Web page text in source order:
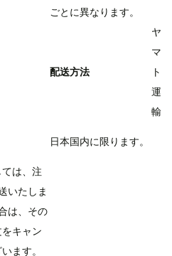
ごとに異なります。
配送方法
ヤ
マ
ト
運
輸
日本国内に限ります。
は、注
いたしま
は、その
キャン
ます。